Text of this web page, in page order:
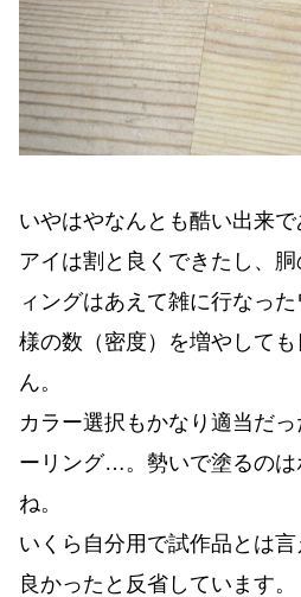
いやはやなんとも酷い出来で
アイは割と良くできたし、
ィングはあえて雑に行なっ
様の数（密度）を増やして
ん。
カラー選択もかなり適当だ
ーリング…。勢いで塗るのは
ね。
いくら自分用で試作品とは
良かったと反省しています。